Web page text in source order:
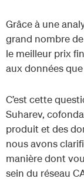
Grâce à une
grand nombre
le meilleur prix
aux données
C’est cette
Suharev,
produit et des
nous avons
manière dont
sein du réseau